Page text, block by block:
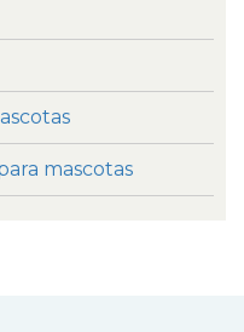
mascotas